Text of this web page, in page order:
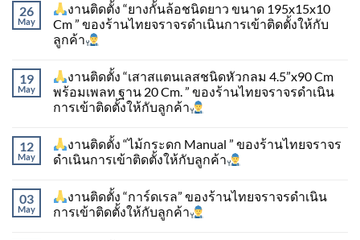
26
May
งานติดตั้ง “ยางกั้นล้อชนิดยาว ขนาด 195x15x10
Cm ” ของร้านไทยจราจรดำเนินการเข้าติดตั้ง​ให้กับ
ลูกค้า
19
May
งานติดตั้ง “เสาสแตนเลสชนิดหัวกลม 4.5”x90 Cm
พร้อมเพลท ฐาน 20 Cm. ” ของร้านไทยจราจรดำเนิน
การเข้าติดตั้ง​ให้กับลูกค้า
12
May
งานติดตั้ง “ไม้กระดก Manual ” ของร้านไทยจราจร
ดำเนินการเข้าติดตั้ง​ให้กับลูกค้า
03
May
งานติดตั้ง “การ์ดเรล” ของร้านไทยจราจรดำเนิน
การเข้าติดตั้ง​ให้กับลูกค้า